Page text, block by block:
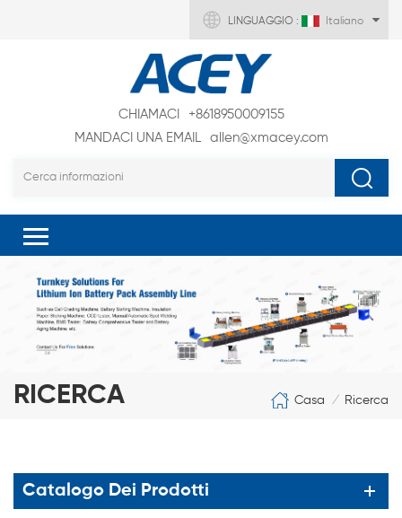
LINGUAGGIO : Italiano
CHIAMACI
+8618950009155
MANDACI UNA EMAIL
allen@xmacey.com
RICERCA Casa / Ricerca
Catalogo Dei Prodotti